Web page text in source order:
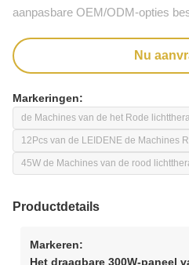
aanpasbare OEM/ODM-opties
Nu
Markeringen:
de Machines van de het Rode
12Pcs van de LEIDENE de Machines
45W de Machines van de rood
Productdetails
Markeren:
Het draagbare 300W-paneel